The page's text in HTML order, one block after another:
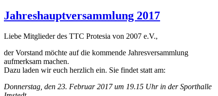
Jahreshauptversammlung 2017
Liebe Mitglieder des TTC Protesia von 2007 e.V.,
der Vorstand möchte auf die kommende Jahresversammlung
aufmerksam machen.
Dazu laden wir euch herzlich ein. Sie findet statt am:
Donnerstag, den 23. Februar 2017 um 19.15 Uhr in der Sporthalle